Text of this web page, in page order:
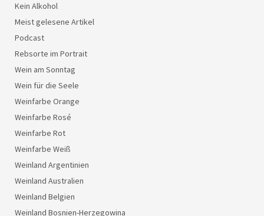
Kein Alkohol
Meist gelesene Artikel
Podcast
Rebsorte im Portrait
Wein am Sonntag
Wein für die Seele
Weinfarbe Orange
Weinfarbe Rosé
Weinfarbe Rot
Weinfarbe Weiß
Weinland Argentinien
Weinland Australien
Weinland Belgien
Weinland Bosnien-Herzegowina